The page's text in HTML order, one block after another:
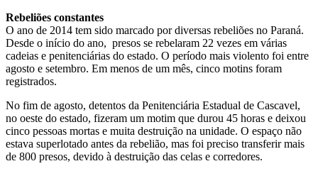
Rebeliões constantes
O ano de 2014 tem sido marcado por diversas rebeliões no Paraná.
Desde o início do ano, presos se rebelaram 22 vezes em várias
cadeias e penitenciárias do estado. O período mais violento foi entre
agosto e setembro. Em menos de um mês, cinco motins foram
registrados.
No fim de agosto, detentos da Penitenciária Estadual de Cascavel,
no oeste do estado, fizeram um motim que durou 45 horas e deixou
cinco pessoas mortas e muita destruição na unidade. O espaço não
estava superlotado antes da rebelião, mas foi preciso transferir mais
de 800 presos, devido à destruição das celas e corredores.